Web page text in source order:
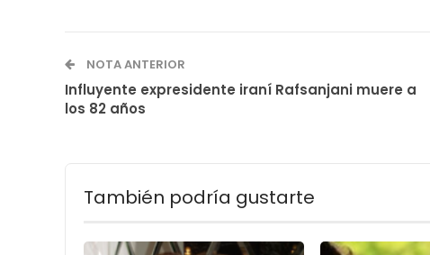
NOTA ANTERIOR
Influyente expresidente iraní Rafsanjani muere a
los 82 años
También podría gustarte